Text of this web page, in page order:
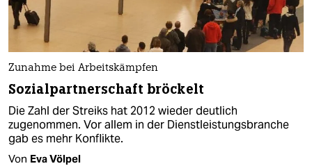
Zunahme bei Arbeitskämpfen
Sozialpartnerschaft bröckelt
Die Zahl der Streiks hat 2012 wieder deutlich
zugenommen. Vor allem in der Dienstleistungsbranche
gab es mehr Konflikte.
Von Eva Völpel